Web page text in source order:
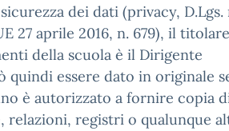
dei dati (privacy, D.Lgs.
27 aprile 2016, n. 679), il
della scuola è il Dirigente
quindi essere dato in originale
è autorizzato a fornire copia
relazioni, registri o qualunque